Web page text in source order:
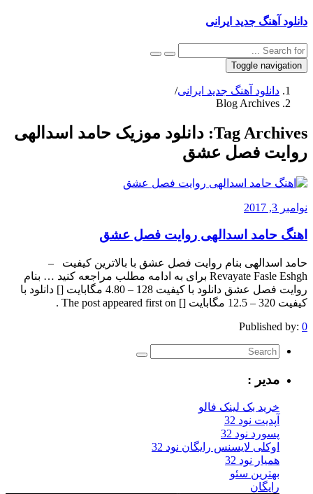
دانلود آهنگ جدید ایرانی
Toggle navigation
دانلود آهنگ جدید ایرانی/
Blog Archives
Tag Archives: دانلود موزیک حامد اسدالهی
روایت فصل عشق
نوامبر 3, 2017
اهنگ حامد اسدالهی روایت فصل عشق
حامد اسدالهی بنام روایت فصل عشق با بالاترین کیفیت –
Revayate Fasle Eshgh برای به ادامه مطلب مراجعه کنید … بنام
روایت فصل عشق دانلود با کیفیت 128 – 4.80 مگابایت [] دانلود با
کیفیت 320 – 12.5 مگابایت [] The post appeared first on .
Published by: 0
مدیر :
خرید بک لینک فالو
آپدیت نود 32
پسورد نود 32
اوکلی لایسنس رایگان نود 32
همیار نود 32
بهترین سئو
رایگان